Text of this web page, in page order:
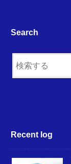
Search
Recent log